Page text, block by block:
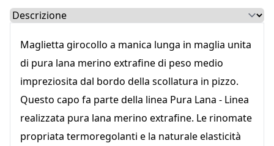
Select a tab
Maglietta girocollo a manica lunga in maglia unita
di pura lana merino extrafine di peso medio
impreziosita dal bordo della scollatura in pizzo.
Questo capo fa parte della linea Pura Lana - Linea
realizzata pura lana merino extrafine. Le rinomate
propriata termoregolanti e la naturale elasticità